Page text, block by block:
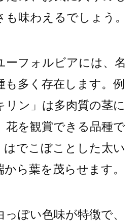
味わえるでしょう。
ーフォルビアには、名
も多く存在します。例
リン」は多肉質の茎に
花を観賞できる品種で
はでこぼことした太い
ら葉を茂らせます。
っぽい色味が特徴で、